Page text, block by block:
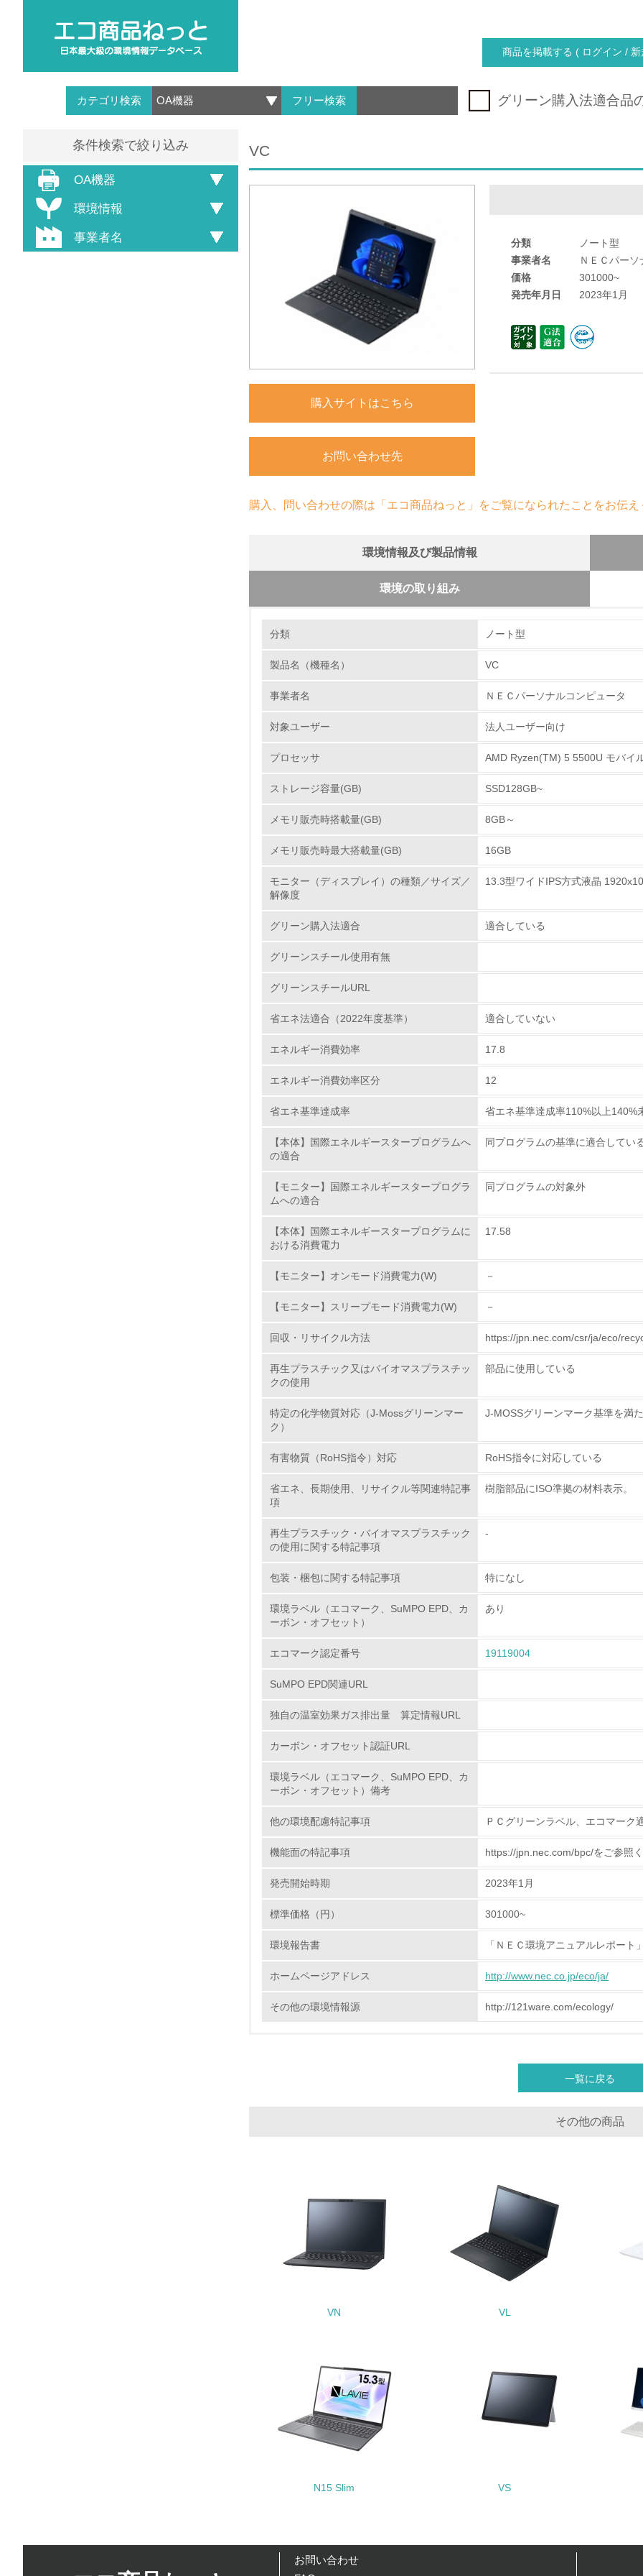
商品を掲載する ( ログイン / 新
カテゴリ検索 フリー検索 グリーン購入法適合品
条件検索で絞り込み
OA機器
環境情報
事業者名
VC
購入サイトはこちら
お問い合わせ先
分類
ノート型
事業者名
ＮＥＣパー
価格
301000~
発売年月日
2023年1月
購入、問い合わせの際は「エコ商品ねっと」をご覧になられたことをお伝え
環境情報及び製品情報
環境の取り組み
1.環境取り組み体制
No. チェック項目
→ 導入している規格名 ISO14001
8. 第三者認証を取得している
9.
10. <L2> 資源とエネルギーの使用量の把握をし、具体的な削減目標
環境配慮型製品・サービスの
11. <L1> 環境配慮型製品・サービスの製造・販売を積極的に行って
12. <L2> 環境配慮型製品・サービスの製造・販売状況を把握し、具
13. <L1> グリーン購入の取り組み方針を有し、グリーン購入を行っ
<L2> 購入している製品・サービスの量と種類を把握し、具体的
包装・物流
非該当（包装・物流を必要とする業務を行っていない）
21.
<L1> 「生物多様性保全」に関する取り組み（例：森林保全活
22. <L1> 周辺地域の環境保全活動を行い、自治体や地域団体の活動
チェック項目
4.環境面・社会面の情報公開他
No.
<L1> パンフレットやホームページ等で、自社の環境情報を積極
<L1> パンフレットやホームページ等で、自社の社会的取り組
<L2>「３．社会面の取り組み」に関する現状の数値や目標値を
5.サプライヤーへの取り組み
由記載
長期使用のための修理体制について
断付翌営業日出張修理サービス）」を採用しています。この他に
ては、http://121ware.comあるいは121コンタクトセンター（
JEITAの環境設計アセスメントガイドライン(「JEIDA-G-19-2000
素材の削減、リサイクルし難い素材の削減、プラスチック素材へ
体できるよう、リサイクル設計に努めています。また、パソコン
使用済み製品の引取り・再使用・リサイクルの取り組み
NECでは、1999年に従来のマテリアルリサイクルを中心とした
ックで、再資源化拠点まで回収し、分別された部品・ユニットな
す。個人のお客様からのパソコンの回収については、2003年10
始した個人ユーザーを対象とした買い取りサービスにより、再生
マニュアルの作成・印刷についての環境配慮
採用も積極的に行っています。
分類 ノート型
製品名（機種名） VC
事業者名 ＮＥＣパーソナルコンピュータ
対象ユーザー 法人ユーザー向け
プロセッサ AMD Ryzen(TM) 5 5500U モバイ
ストレージ容量(GB) SSD128GB~
メモリ販売時搭載量(GB) 8GB～
メモリ販売時最大搭載量(GB) 16GB
モニター（ディスプレイ）の種類／サイズ／
解像度
13.3型ワイドIPS方式液晶
グリーン購入法適合 適合している
グリーンスチール使用有無
グリーンスチールURL
省エネ法適合（2022年度基準） 適合していない
エネルギー消費効率 17.8
エネルギー消費効率区分 12
省エネ基準達成率 省エネ基準達成率110%以上140%
【本体】国際エネルギースタープログラムへ
の適合
同プログラムの基準に適合してい
【モニター】国際エネルギースタープログラ
ムへの適合
同プログラムの対象外
【本体】国際エネルギースタープログラムに
おける消費電力
17.58
【モニター】オンモード消費電力(W) －
【モニター】スリープモード消費電力(W) －
回収・リサイクル方法 https://jpn.nec.com/csr/ja/eco/
再生プラスチック又はバイオマスプラスチッ
クの使用
部品に使用している
特定の化学物質対応（J-Mossグリーンマー
ク）
J-MOSSグリーンマーク基準を満
有害物質（RoHS指令）対応 RoHS指令に対応している
省エネ、長期使用、リサイクル等関連特記事
項
樹脂部品にISO準拠の材料表示。
再生プラスチック・バイオマスプラスチック
の使用に関する特記事項
-
包装・梱包に関する特記事項 特になし
環境ラベル（エコマーク、SuMPO EPD、カ
ーボン・オフセット）
あり
エコマーク認定番号 19119004
SuMPO EPD関連URL
独自の温室効果ガス排出量 算定情報URL
カーボン・オフセット認証URL
環境ラベル（エコマーク、SuMPO EPD、カ
ーボン・オフセット）備考
他の環境配慮特記事項 ＰＣグリーンラベル、エコマーク
機能面の特記事項 https://jpn.nec.com/bpc/をご参照く
発売開始時期 2023年1月
標準価格（円） 301000~
環境報告書 「ＮＥＣ環境アニュアルレポート
ホームページアドレス http://www.nec.co.jp/eco/ja/
その他の環境情報源 http://121ware.com/ecology/
一覧に戻る
その他の商品
VN VL
N15 Slim VS
お問い合わせ